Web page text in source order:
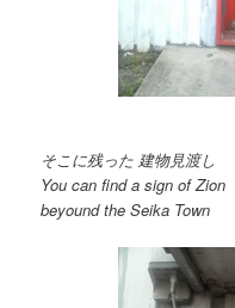
そこに残った 建物見渡し
You can find a sign of Zion
beyound the Seika Town